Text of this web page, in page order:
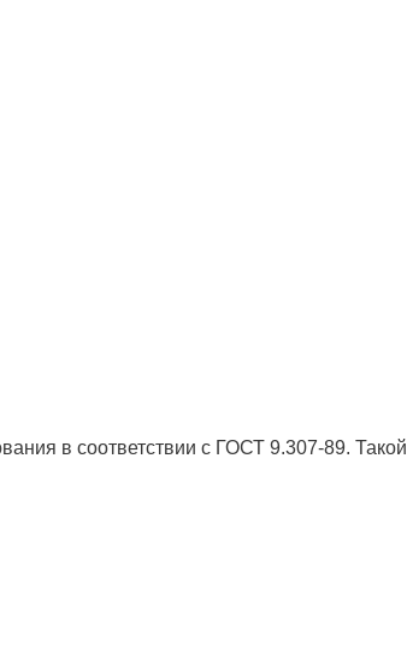
в соответствии с ГОСТ 9.307-89. Такой